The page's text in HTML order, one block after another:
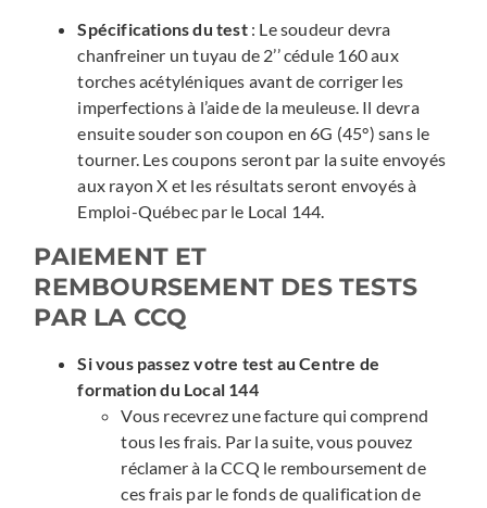
Spécifications du test : Le soudeur devra
chanfreiner un tuyau de 2’’ cédule 160 aux
torches acétyléniques avant de corriger les
imperfections à l’aide de la meuleuse. Il devra
ensuite souder son coupon en 6G (45°) sans le
tourner. Les coupons seront par la suite envoyés
aux rayon X et les résultats seront envoyés à
Emploi-Québec par le Local 144.
PAIEMENT ET
REMBOURSEMENT DES TESTS
PAR LA CCQ
Si vous passez votre test au Centre de
formation du Local 144
Vous recevrez une facture qui comprend
tous les frais. Par la suite, vous pouvez
réclamer à la CCQ le remboursement de
ces frais par le fonds de qualification de